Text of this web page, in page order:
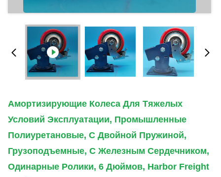
Амортизирующие Колеса Для Тяжелых
Условий Эксплуатации, Промышленные
Полиуретановые, С Двойной Пружиной,
Грузоподъемные, С Железным Сердечником,
Одинарные Ролики, 6 Дюймов, Harbor Freight